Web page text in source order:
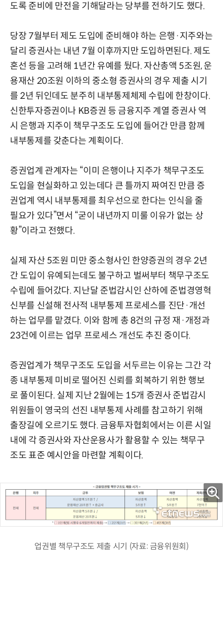
도록 준비에 만전을 기해달라는 당부를 전하기도 했다.
당장 7월부터 제도 도입에 준비해야 하는 은행·지주와는
달리 증권사는 내년 7월 이후까지만 도입하면된다. 제도
혼선 등을 고려해 1년간 유예를 뒀다. 자산총액 5조원, 운
용재산 20조원 이하의 중소형 증권사의 경우 제출 시기
를 2년 뒤인데도 분주히 내부통제체제 수립에 한창이다.
신한투자증권이나 KB증권 등 금융지주 계열 증권사 역
시 은행과 지주이 책무구조도 도입에 들어간 만큼 함께
내부통제를 갖춘다는 계획이다.
증권업계 관계자는 “이미 은행이나 지주가 책무구조도
도입을 현실화하고 있는데다 큰 틀까지 짜여진 만큼 증
권업계 역시 내부통제를 최우선으로 한다는 인식을 줄
필요가 있다”면서 “굳이 내년까지 미룰 이유가 없는 상
황”이라고 전했다.
실제 자산 5조원 미만 중소형사인 한양증권의 경우 2년
간 도입이 유예되는데도 불구하고 벌써부터 책무구조도
수립에 들어갔다. 지난달 준법감시인 산하에 준법경영혁
신부를 신설해 전사적 내부통제 프로세스를 진단·개선
하는 업무를 맡겼다. 이와 함께 총 8건의 규정 재·개정과
23건에 이르는 업무 프로세스 개선도 추진 중이다.
증권업계가 책무구조도 도입을 서두르는 이유는 그간 각
종 내부통제 미비로 떨어진 신뢰를 회복하기 위한 행보
로 풀이된다. 실제 지난 2월에는 15개 증권사 준법감시
위원들이 영국의 선진 내부통제 사례를 참고하기 위해
출장길에 오르기도 했다. 금융투자협회에서는 이른 시일
내에 각 증권사와 자산운용사가 활용할 수 있는 책무구
조도 표준 예시안을 마련할 계획이다.
업권별 책무구조도 제출 시기 (자료: 금융위원회)